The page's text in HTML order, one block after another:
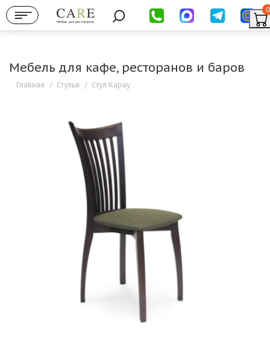
Мебель для ресторанов
0
Мебель для кафе, ресторанов и баров
Главная / Стулья / Стул Карау